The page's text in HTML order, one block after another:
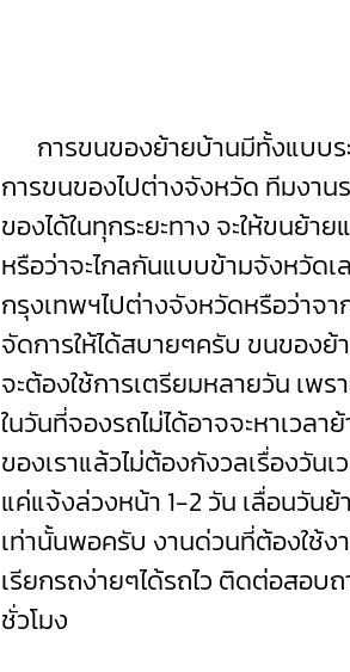
การขนของย้ายบ้านมีทั้งแบบระ
การขนของไปต่างจังหวัด ทีมงาน
ของได้ในทุกระยะทาง จะให้ขนย้
หรือว่าจะไกลกันแบบข้ามจังหวัดเ
กรุงเทพฯไปต่างจังหวัดหรือว่าจ
จัดการให้ได้สบายๆครับ ขนของย้
จะต้องใช้การเตรียมหลายวัน เพ
ในวันที่จองรถไม่ได้อาจจะหาเวล
ของเราแล้วไม่ต้องกังวลเรื่องวัน
แค่แจ้งล่วงหน้า 1-2 วัน เลื่อนวัน
เท่านั้นพอครับ งานด่วนที่ต้องใช้ง
เรียกรถง่ายๆได้รถไว ติดต่อสอบ
ชั่วโมง